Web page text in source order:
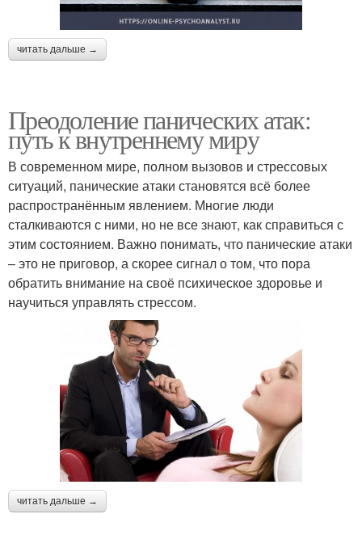
читать дальше →
Преодоление панических атак:
путь к внутреннему миру
В современном мире, полном вызовов и стрессовых
ситуаций, панические атаки становятся всё более
распространённым явлением. Многие люди
сталкиваются с ними, но не все знают, как справиться с
этим состоянием. Важно понимать, что панические атаки
– это не приговор, а скорее сигнал о том, что пора
обратить внимание на своё психическое здоровье и
научиться управлять стрессом.
читать дальше →